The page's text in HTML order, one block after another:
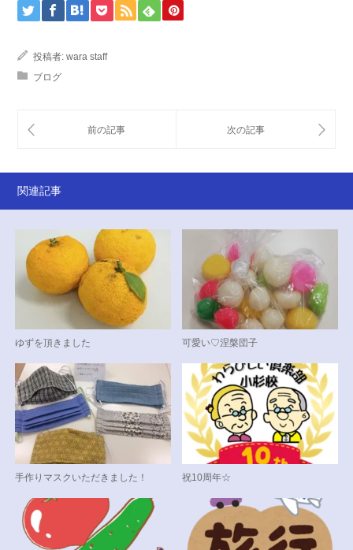
投稿者: wara staff
ブログ
関連記事
ゆずを頂きました 可愛い♡涅槃団子
手作りマスクいただきました！ 祝10周年☆